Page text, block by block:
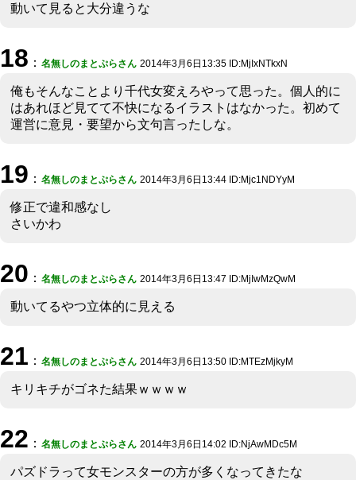
動いて見ると大分違うな
18 ： 名無しのまとぷらさん 2014年3月6日13:35 ID:MjIxNTkxN
俺もそんなことより千代女変えろやって思った。個人的に
はあれほど見てて不快になるイラストはなかった。初めて
運営に意見・要望から文句言ったしな。
19 ： 名無しのまとぷらさん 2014年3月6日13:44 ID:Mjc1NDYyM
修正で違和感なし
さいかわ
20 ： 名無しのまとぷらさん 2014年3月6日13:47 ID:MjIwMzQwM
動いてるやつ立体的に見える
21 ： 名無しのまとぷらさん 2014年3月6日13:50 ID:MTEzMjkyM
キリキチがゴネた結果ｗｗｗｗ
22 ： 名無しのまとぷらさん 2014年3月6日14:02 ID:NjAwMDc5M
パズドラって女モンスターの方が多くなってきたな